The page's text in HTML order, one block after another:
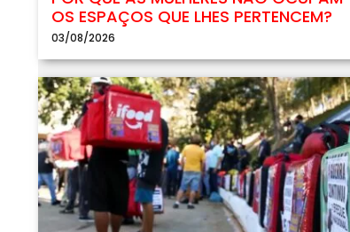
OS ESPAÇOS QUE LHES PERTENCEM?
03/08/2026